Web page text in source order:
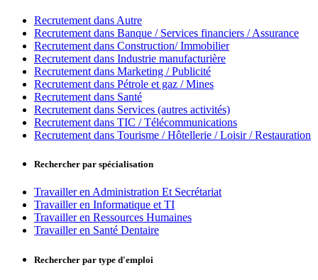
Recrutement dans Autre
Recrutement dans Banque / Services financiers / Assurance
Recrutement dans Construction/ Immobilier
Recrutement dans Industrie manufacturière
Recrutement dans Marketing / Publicité
Recrutement dans Pétrole et gaz / Mines
Recrutement dans Santé
Recrutement dans Services (autres activités)
Recrutement dans TIC / Télécommunications
Recrutement dans Tourisme / Hôtellerie / Loisir / Restauration
Rechercher par spécialisation
Travailler en Administration Et Secrétariat
Travailler en Informatique et TI
Travailler en Ressources Humaines
Travailler en Santé Dentaire
Rechercher par type d'emploi